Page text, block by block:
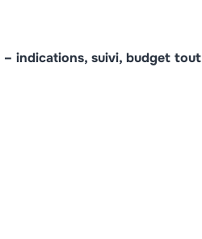
– indications, suivi, budget tout